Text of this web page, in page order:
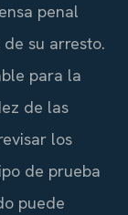
penal
su arresto.
para la
de las
los
de prueba
puede